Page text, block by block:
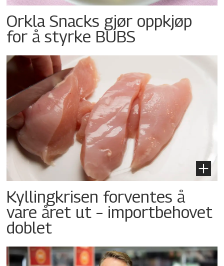
Orkla Snacks gjør oppkjøp
for å styrke BUBS
Kyllingkrisen forventes å
vare året ut – importbehovet
doblet